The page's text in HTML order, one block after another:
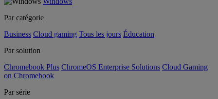
Par catégorie
Business Cloud gaming Tous les jours Éducation
Par solution
Chromebook Plus ChromeOS Enterprise Solutions Cloud Gaming
on Chromebook
Par série